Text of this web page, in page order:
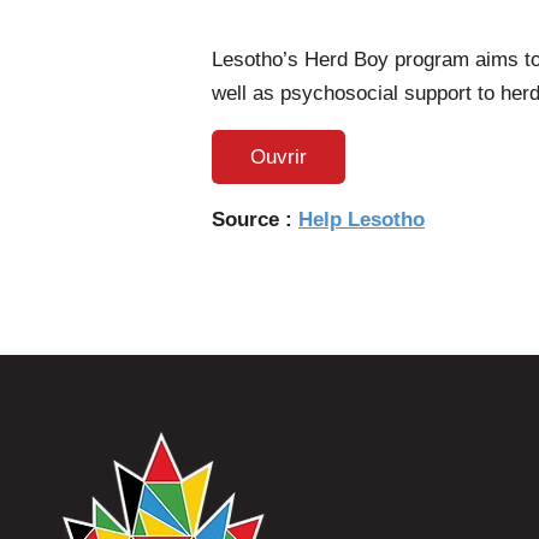
Lesotho’s Herd Boy program aims
well as psychosocial support to
Ouvrir
Source : Help Lesotho